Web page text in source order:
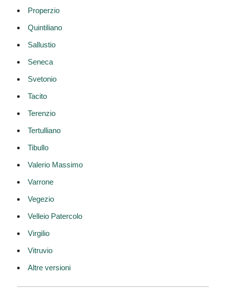
Properzio
Quintiliano
Sallustio
Seneca
Svetonio
Tacito
Terenzio
Tertulliano
Tibullo
Valerio Massimo
Varrone
Vegezio
Velleio Patercolo
Virgilio
Vitruvio
Altre versioni